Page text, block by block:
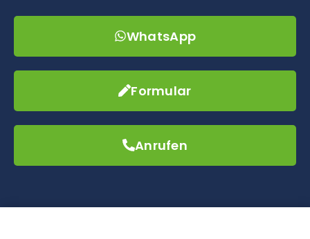
WhatsApp
Formular
Anrufen